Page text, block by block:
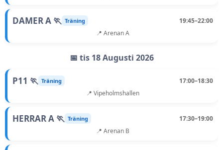
DAMER A 🏃 Träning
19:45–22:00
📍 Arenan A
📅 tis 18 Augusti 2026
P11 🏃 Träning
17:00–18:30
📍 Vipeholmshallen
HERRAR A 🏃 Träning
17:30–19:00
📍 Arenan B